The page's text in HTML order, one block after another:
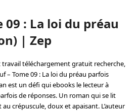
09 : La loi du préau
| Zep
travail téléchargement gratuit recherche,
– Tome 09 : La loi du préau parfois
est un défi qui ebooks le lecteur à
de réponses. Un roman qui se lit
crépuscule, doux et apaisant. L’auteur